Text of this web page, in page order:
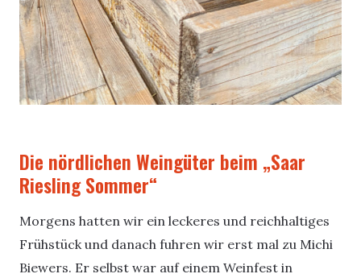
Die nördlichen Weingüter beim „Saar
Riesling Sommer“
Morgens hatten wir ein leckeres und reichhaltiges
Frühstück und danach fuhren wir erst mal zu Michi
Biewers. Er selbst war auf einem Weinfest in